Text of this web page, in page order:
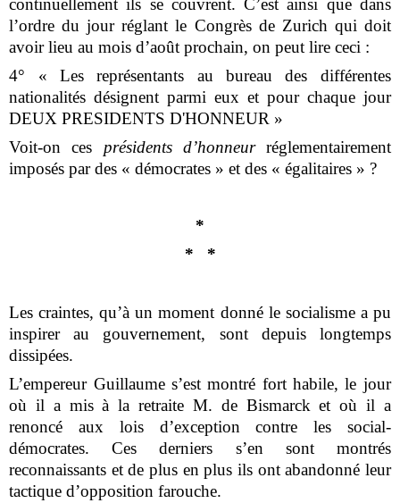
continuellement ils se couvrent. C’est ainsi que dans
l’ordre du jour réglant le Congrès de Zurich qui doit
avoir lieu au mois d’août prochain, on peut lire ceci :
4° « Les représentants au bureau des différentes
nationalités désignent parmi eux et pour chaque jour
DEUX PRESIDENTS D'HONNEUR »
Voit-on ces
présidents d’honneur réglementairement
imposés par des « démocrates » et des « égalitaires » ?
*
* *
Les craintes, qu’à un moment donné le socialisme a pu
inspirer au gouvernement, sont depuis longtemps
dissipées.
L’empereur Guillaume s’est montré fort habile, le jour
où il a mis à la retraite M. de Bismarck et où il a
renoncé aux lois d’exception contre les social-
démocrates. Ces derniers s’en sont montrés
reconnaissants et de plus en plus ils ont abandonné leur
tactique d’opposition farouche.